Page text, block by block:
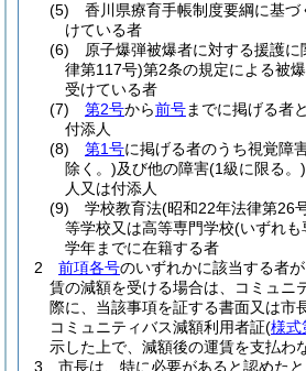
(5)
香川県療育手帳制度要綱に基
けている者
(6)
原子爆弾被爆者に対する援護に
律第117号)第2条の規定による被
受けている者
(7)
第2号から前号までに掲げる者
付添人
(8)
第1号に掲げる者のうち視覚障
除く。)及び他の障害(1級に限る。)
人又は付添人
(9)
学校教育法(昭和22年法律第26
等学校又は高等専門学校(いずれも
学年までに在籍する者
2
前項各号のいずれかに該当する者が
賃の減額を受ける場合は、コミュニ
際に、当該事項を証する書面又は市
コミュニティバス減額利用者証(様式
示した上で、減額後の運賃を支払わ
3
市長は、特に必要があると認めた